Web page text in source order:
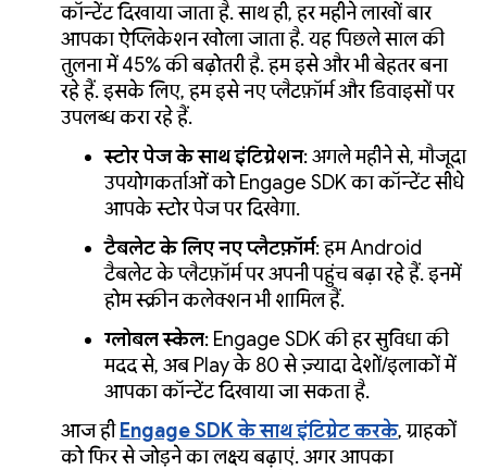
कॉन्टेंट दिखाया जाता है. साथ ही, हर महीने लाखों बार
आपका ऐप्लिकेशन खोला जाता है. यह पिछले साल की
तुलना में 45% की बढ़ोतरी है. हम इसे और भी बेहतर बना
रहे हैं. इसके लिए, हम इसे नए प्लैटफ़ॉर्म और डिवाइसों पर
उपलब्ध करा रहे हैं.
स्टोर पेज के साथ इंटिग्रेशन: अगले महीने से, मौजूदा
उपयोगकर्ताओं को Engage SDK का कॉन्टेंट सीधे
आपके स्टोर पेज पर दिखेगा.
टैबलेट के लिए नए प्लैटफ़ॉर्म: हम Android
टैबलेट के प्लैटफ़ॉर्म पर अपनी पहुंच बढ़ा रहे हैं. इनमें
होम स्क्रीन कलेक्शन भी शामिल हैं.
ग्लोबल स्केल: Engage SDK की हर सुविधा की
मदद से, अब Play के 80 से ज़्यादा देशों/इलाकों में
आपका कॉन्टेंट दिखाया जा सकता है.
आज ही Engage SDK के साथ इंटिग्रेट करके, ग्राहकों
को फिर से जोड़ने का लक्ष्य बढ़ाएं. अगर आपका